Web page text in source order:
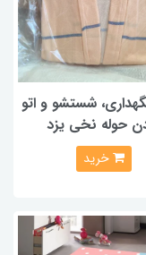
شستشو و اتو
حوله نخی یزد
خرید